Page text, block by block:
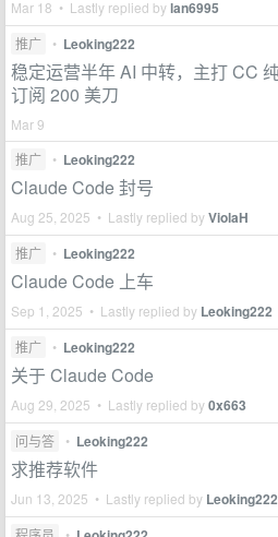
Mar 18 • Lastly replied bylan6995
推广 • Leoking222
稳定运营半年 AI 中转，主打 CC
订阅 200 美刀
Mar 9
推广
• Leoking222
Claude Code 封号
Aug 25, 2025 • Lastly replied byViolaH
推广 • Leoking222
Claude Code 上车
Sep 1, 2025 • Lastly replied by Leoking222
推广 • Leoking222
关于 Claude Code
Aug 29, 2025 • Lastly replied by0x663
问与答 • Leoking222
求推荐软件
Jun 13, 2025 • Lastly replied by Leoking222